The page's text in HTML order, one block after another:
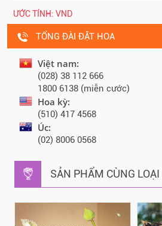
ƯỚC TÍNH: VND
TỔNG ĐÀI ĐẶT HOA
Việt nam:
(028) 38 112 666
1800 6138 (miễn cước)
Hoa kỳ:
(510) 417 4568
Úc:
(02) 8006 0568
SẢN PHẨM CÙNG LOẠI